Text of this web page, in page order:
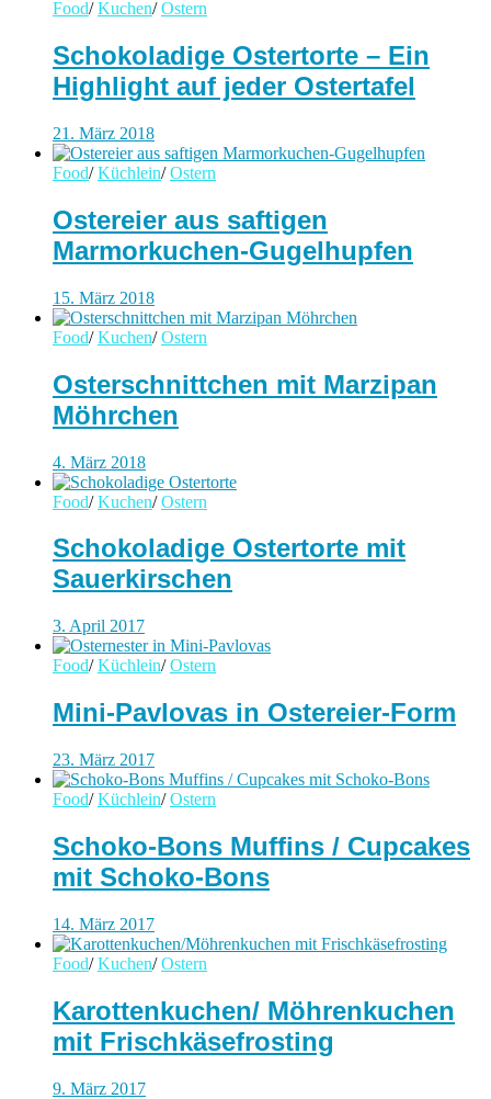
Food/ Kuchen/ Ostern
Schokoladige Ostertorte – Ein
Highlight auf jeder Ostertafel
21. März 2018
Food/ Küchlein/ Ostern
Ostereier aus saftigen
Marmorkuchen-Gugelhupfen
15. März 2018
Food/ Kuchen/ Ostern
Osterschnittchen mit Marzipan
Möhrchen
4. März 2018
Food/ Kuchen/ Ostern
Schokoladige Ostertorte mit
Sauerkirschen
3. April 2017
Food/ Küchlein/ Ostern
Mini-Pavlovas in Ostereier-Form
23. März 2017
Food/ Küchlein/ Ostern
Schoko-Bons Muffins / Cupcakes
mit Schoko-Bons
14. März 2017
Food/ Kuchen/ Ostern
Karottenkuchen/ Möhrenkuchen
mit Frischkäsefrosting
9. März 2017